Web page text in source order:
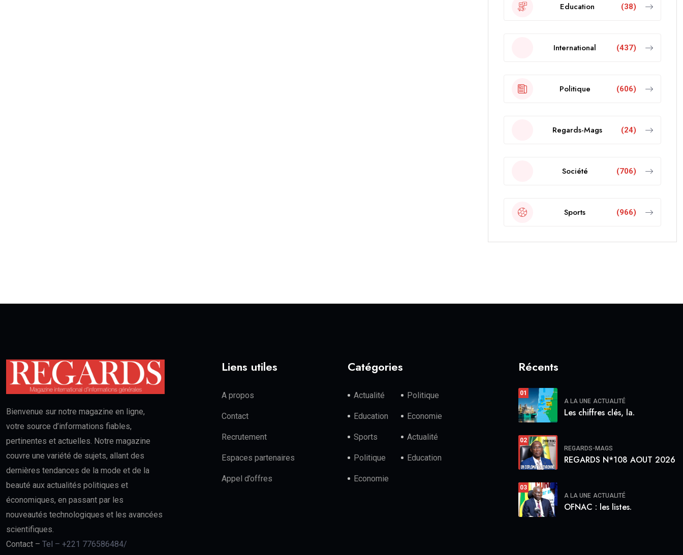
Education (38)
International (437)
Politique (606)
Regards-Mags (24)
Société (706)
Sports (966)
Bienvenue sur notre magazine en ligne,
votre source d’informations fiables,
pertinentes et actuelles. Notre magazine
couvre une variété de sujets, allant des
dernières tendances de la mode et de la
beauté aux actualités politiques et
économiques, en passant par les
nouveautés technologiques et les avancées
scientifiques.
Contact – Tel – +221 776586484/
Liens utiles
A propos
Contact
Recrutement
Espaces partenaires
Appel d’offres
Catégories
Actualité Politique
Education Economie
Sports Actualité
Politique Education
Economie
Récents
01
A LA UNE ACTUALITÉ
Les chiffres clés, la.
02
REGARDS-MAGS
REGARDS N*108 AOUT 2026
03
A LA UNE ACTUALITÉ
OFNAC : les listes.